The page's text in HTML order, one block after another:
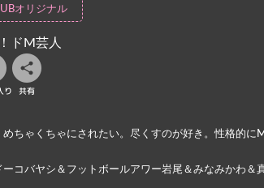
オリジナル
ドM芸人
り 共有
めちゃくちゃにされたい。尽くすのが好き。性格的に
ーコバヤシ＆フットボールアワー岩尾＆みなみかわ